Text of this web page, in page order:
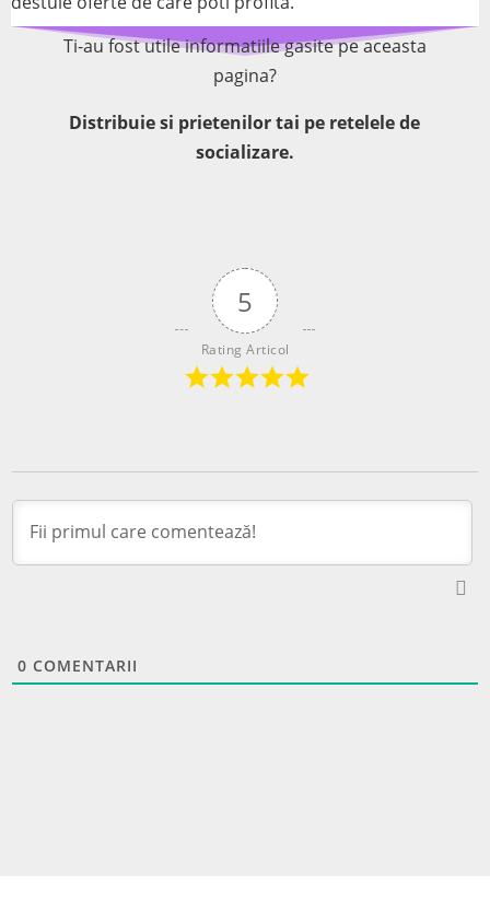
Ti-au fost utile informatiile gasite pe aceasta
pagina?
Distribuie si prietenilor tai pe retelele de
socializare.
5
Rating Articol
0 COMENTARII